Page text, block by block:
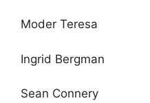
Moder Teresa
Ingrid Bergman
Sean Connery